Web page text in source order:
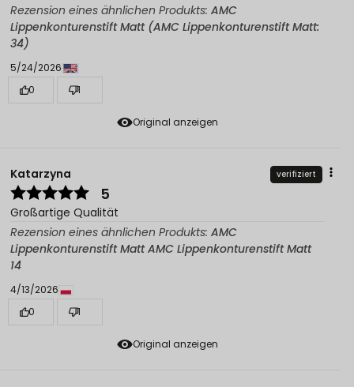
Original anzeigen
Rezension eines ähnlichen Produkts: AMC
Lippenkonturenstift Matt (AMC Lippenkonturenstift Matt:
34)
5/24/2026
0
1
Original anzeigen
Katarzyna verifiziert
5
Großartige Qualität
Rezension eines ähnlichen Produkts: AMC
Lippenkonturenstift Matt AMC Lippenkonturenstift Matt
14
4/13/2026
0
1